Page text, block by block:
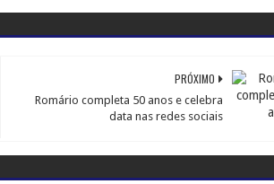
PRÓXIMO
Romário completa 50 anos e celebra
data nas redes sociais